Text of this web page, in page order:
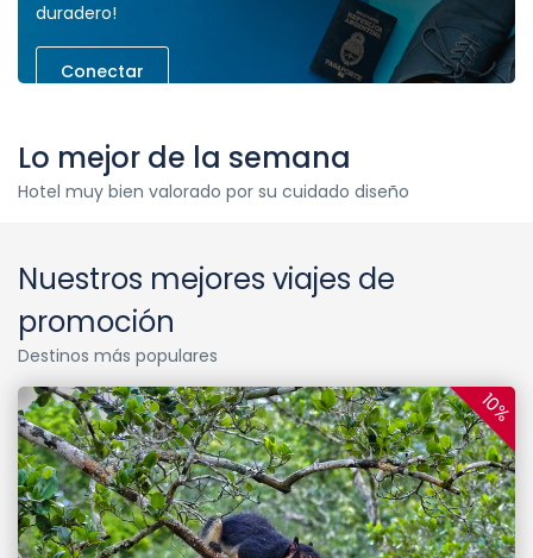
duradero!
Conectar
Lo mejor de la semana
Hotel muy bien valorado por su cuidado diseño
Nuestros mejores viajes de
promoción
Destinos más populares
10%